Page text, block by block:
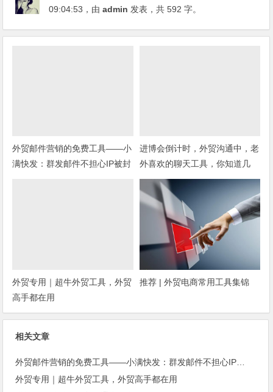
09:04:53 ，由admin 发表，共 592 字。
外贸邮件营销的免费工具——小
满快发：群发邮件不担心IP被封
进博会倒计时，外贸沟通中，老
外喜欢的聊天工具，你知道几
种？
外贸专用｜超牛外贸工具，外贸
高手都在用
推荐 | 外贸电商常用工具集锦
相关文章
外贸专用｜超牛外贸工具，外贸高手都在用